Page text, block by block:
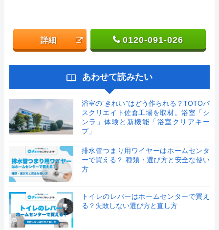
詳細 0120-091-026
あわせて読みたい
浴室の”きれい”はどう作られる？TOTOバ
スクリエイト佐倉工場を取材。浴室「シ
ンラ」体験と新機能「浴室クリアキー
プ」
排水管つまり用ワイヤーはホームセンタ
ーで買える？ 種類・選び方と安全な使い
方
トイレのレバーはホームセンターで買え
る？失敗しない選び方と直し方